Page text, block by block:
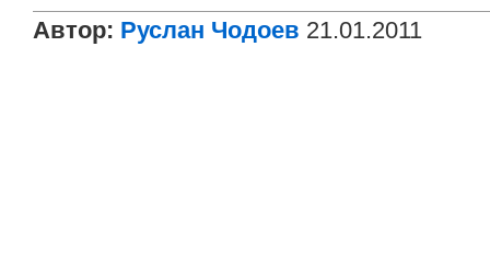
Автор: Руслан Чодоев 21.01.2011